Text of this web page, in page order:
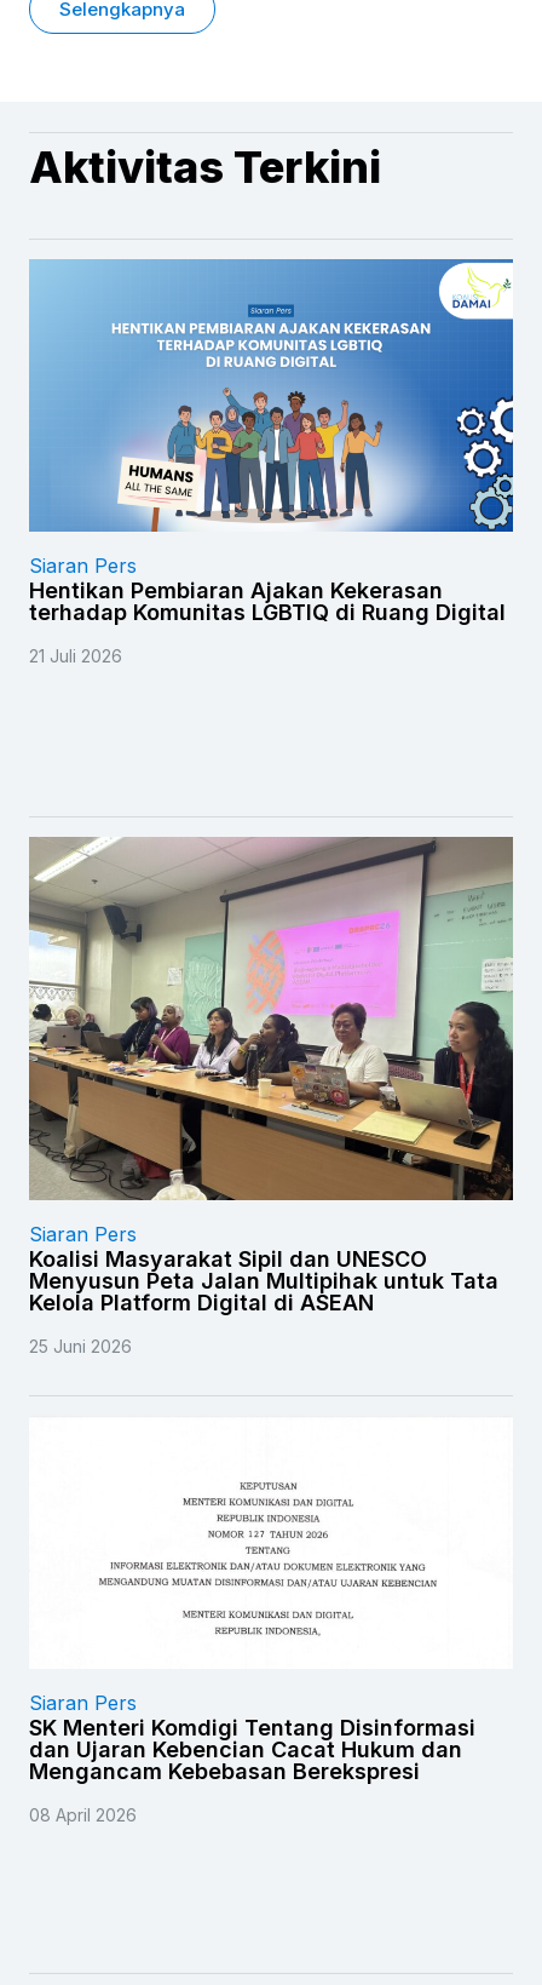
Selengkapnya
Aktivitas Terkini
Siaran Pers
Hentikan Pembiaran Ajakan Kekerasan
terhadap Komunitas LGBTIQ di Ruang Digital
21 Juli 2026
Siaran Pers
Koalisi Masyarakat Sipil dan UNESCO
Menyusun Peta Jalan Multipihak untuk Tata
Kelola Platform Digital di ASEAN
25 Juni 2026
Siaran Pers
SK Menteri Komdigi Tentang Disinformasi
dan Ujaran Kebencian Cacat Hukum dan
Mengancam Kebebasan Berekspresi
08 April 2026